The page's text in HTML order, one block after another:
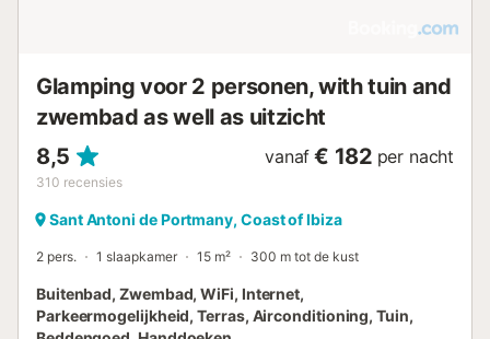
Glamping voor 2 personen, with tuin and
zwembad as well as uitzicht
8,5
310 recensies
vanaf € 182 per nacht
Sant Antoni de Portmany, Coast of Ibiza
2 pers. 1 slaapkamer 15 m² 300 m tot de kust
Buitenbad, Zwembad, WiFi, Internet,
Parkeermogelijkheid, Terras, Airconditioning, Tuin,